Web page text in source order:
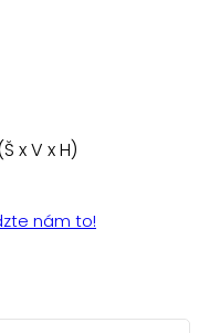
x V x H)
nám to!